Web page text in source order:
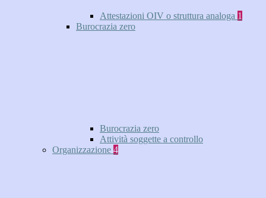
Attestazioni OIV o struttura analoga 1
Burocrazia zero
Burocrazia zero
Attività soggette a controllo
Organizzazione 4